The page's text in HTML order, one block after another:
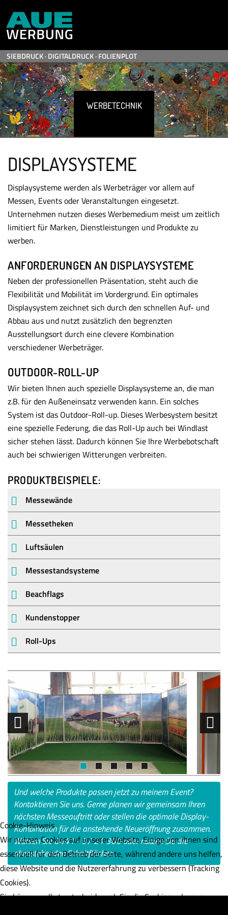
SIEBDRUCK · DIGITALDRUCK · FOLIENPLOT
WERBETECHNIK
DISPLAYSYSTEME
Display­systeme werden als Werbeträger vor allem auf
Messen, Events oder Veranstaltungen eingesetzt.
Unternehmen nutzen dieses Werbe­medium meist um zeitlich
limitiert für Marken, Dienst­leistungen und Produkte zu
werben.
ANFORDERUNGEN AN DISPLAY­SYSTEME
Neben der professionellen Präsentation, steht auch die
Flexibilität und Mobilität im Vordergrund. Ein optimales
Display­system zeichnet sich durch den schnellen Auf- und
Abbau aus und nutzt zusätzlich den begrenzten
Ausstellungs­ort durch eine clevere Kombination
verschiedener Werbe­träger.
OUTDOOR-ROLL-UP
Wir bieten Ihnen auch spezielle Displaysysteme an, die man
z.B. für den Außeneinsatz verwenden kann. Ein solches
System ist das Outdoor-Roll-up. Dieses Werbesystem besitzt
eine spezielle Federung, die das Roll-Up auch bei Windlast
sicher stehen lässt. Dadurch können Sie Ihre Werbe­botschaft
auch bei schwierigen Witterungen verbreiten.
PRODUKTBEISPIELE:
Messewände
Messetheken
Luftsäulen
Messestandsysteme
Beachflags
Kundenstopper
Roll-Ups
Und welche Produkte passen jetzt zu meinem Event?
Kontaktieren Sie uns. Gerne planen wir gemeinsam Ihren
nächsten Messe­auftritt oder stellen die optimale Display-
Kombination für die anstehende Neueröffnung zusammen.
Wählen Sie0441 - 97 21 300oder nutzen Sie die
obenstehenden Schaltflächen.
Cookie-Hinweis
Wir nutzen Cookies auf unserer Website. Einige von ihnen sind
essenziell für den Betrieb der Seite, während andere uns helfen,
diese Website und die Nutzererfahrung zu verbessern (Tracking
Cookies).
Sie können selbst entscheiden, ob Sie die Cookies zulassen